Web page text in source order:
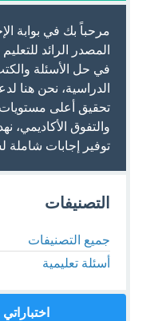
مرحباً بك في بوابة
المصدر الرائد
في حل الأسئلة
الدراسية، نحن هنا
تحقيق أعلى مستويات
والتفوق الأكاديمي،
توفير إجابات شاملة
التصنيفات
جميع التصنيفات
أسئلة تعليمية
اختباراتي